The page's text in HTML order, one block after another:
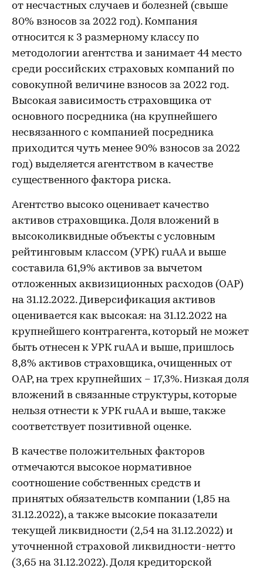
от несчастных случаев и болезней (свыше
80% взносов за 2022 год). Компания
относится к 3 размерному классу по
методологии агентства и занимает 44 место
среди российских страховых компаний по
совокупной величине взносов за 2022 год.
Высокая зависимость страховщика от
основного посредника (на крупнейшего
несвязанного с компанией посредника
приходится чуть менее 90% взносов за 2022
год) выделяется агентством в качестве
существенного фактора риска.
Агентство высоко оценивает качество
активов страховщика. Доля вложений в
высоколиквидные объекты с условным
рейтинговым классом (УРК) ruАА и выше
составила 61,9% активов за вычетом
отложенных аквизиционных расходов (ОАР)
на 31.12.2022. Диверсификация активов
оценивается как высокая: на 31.12.2022 на
крупнейшего контрагента, который не может
быть отнесен к УРК ruAA и выше, пришлось
8,8% активов страховщика, очищенных от
ОАР, на трех крупнейших – 17,3%. Низкая доля
вложений в связанные структуры, которые
нельзя отнести к УРК ruAA и выше, также
соответствует позитивной оценке.
В качестве положительных факторов
отмечаются высокое нормативное
соотношение собственных средств и
принятых обязательств компании (1,85 на
31.12.2022), а также высокие показатели
текущей ликвидности (2,54 на 31.12.2022) и
уточненной страховой ликвидности-нетто
(3,65 на 31.12.2022). Доля кредиторской